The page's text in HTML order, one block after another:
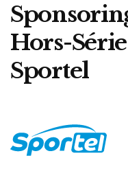
Hors-
Sportel